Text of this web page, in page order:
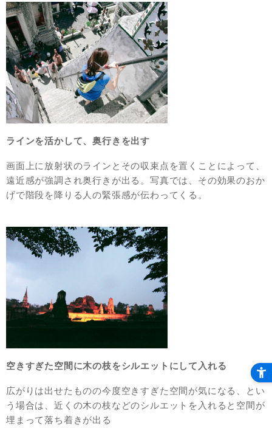
ラインを活かして、奥行きを出す
画面上に放射状のラインとその収束点を置くことによって、
遠近感が強調され奥行きが出る。写真では、その効果のおか
げで階段を降りる人の緊張感が伝わってくる。
空きすぎた空間に木の枝をシルエットにして入れる
広がりは出せたものの今度空きすぎた空間が気になる、とい
う場合は、近くの木の枝などのシルエットを入れると空間が
埋まって落ち着きが出る